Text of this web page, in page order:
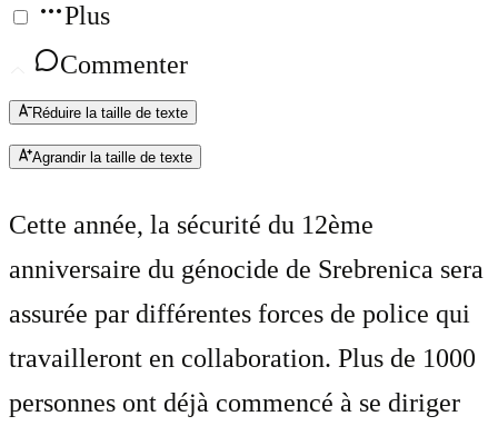
Plus
Commenter
Réduire la taille de texte
Agrandir la taille de texte
Cette année, la sécurité du 12ème
anniversaire du génocide de Srebrenica sera
assurée par différentes forces de police qui
travailleront en collaboration. Plus de 1000
personnes ont déjà commencé à se diriger